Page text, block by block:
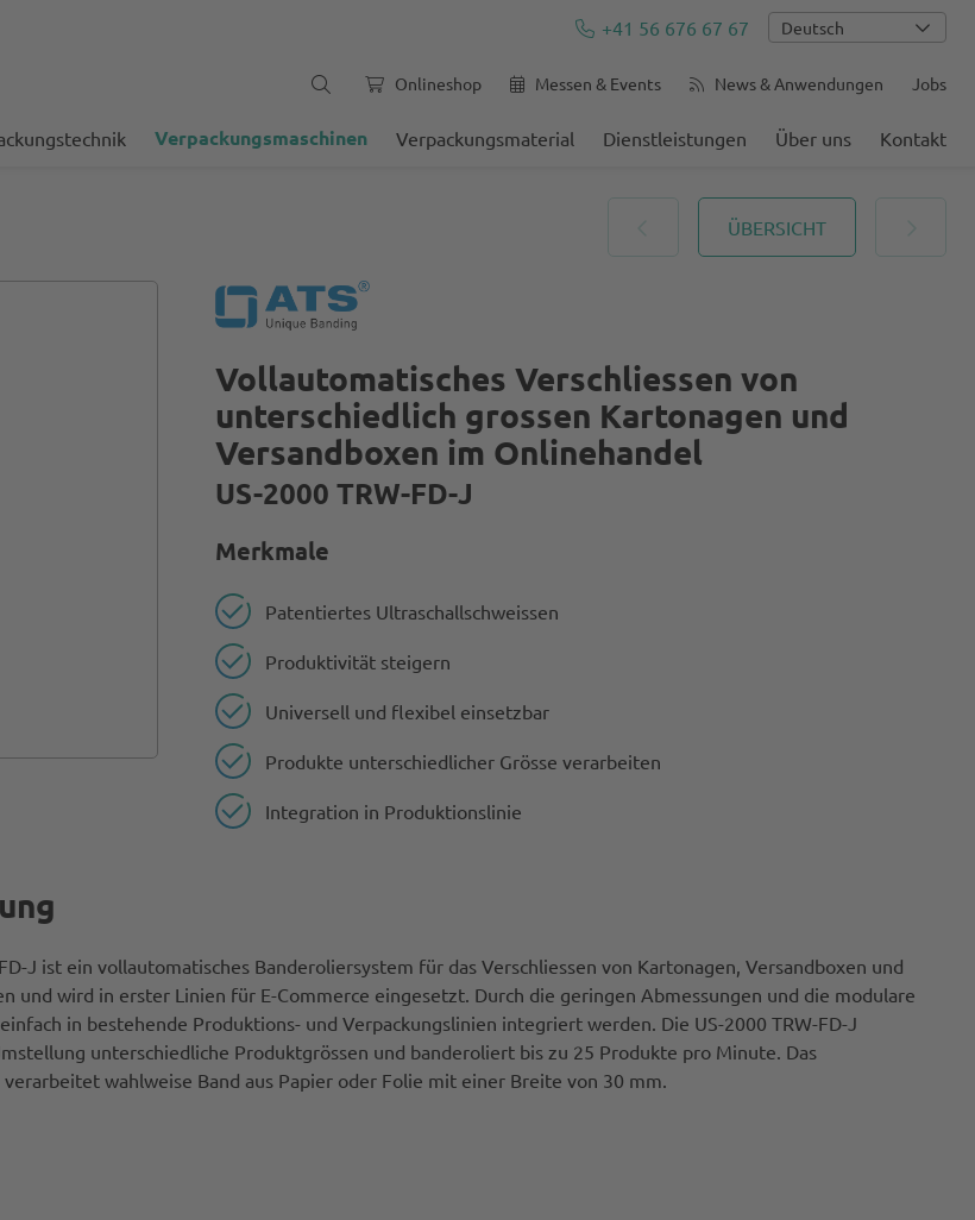
+41 56 676 67 67 Deutsch
Onlineshop Messen & Events News & Anwendungen Jobs
Verpackungsmaschinen Verpackungsmaterial Dienstleistungen Über uns Kontakt
ÜBERSICHT
Vollautomatisches Verschliessen von
unterschiedlich grossen Kartonagen und
Versandboxen im Onlinehandel
US-2000 TRW-FD-J
Merkmale
Patentiertes Ultraschallschweissen
Produktivität steigern
Universell und flexibel einsetzbar
Produkte unterschiedlicher Grösse verarbeiten
Integration in Produktionslinie
J ist ein vollautomatisches Banderoliersystem für das Verschliessen von Kartonagen, Versandboxen und
und wird in erster Linien für E-Commerce eingesetzt. Durch die geringen Abmessungen und die modulare
in bestehende Produktions- und Verpackungslinien integriert werden. Die US-2000 TRW-FD-J
unterschiedliche Produktgrössen und banderoliert bis zu 25 Produkte pro Minute. Das
wahlweise Band aus Papier oder Folie mit einer Breite von 30 mm.